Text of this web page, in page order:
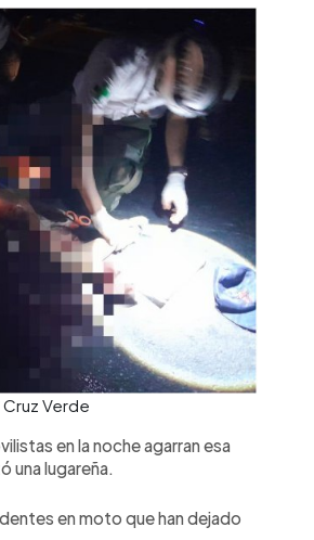
Verde
en la noche agarran esa
lugareña.
en moto que han dejado